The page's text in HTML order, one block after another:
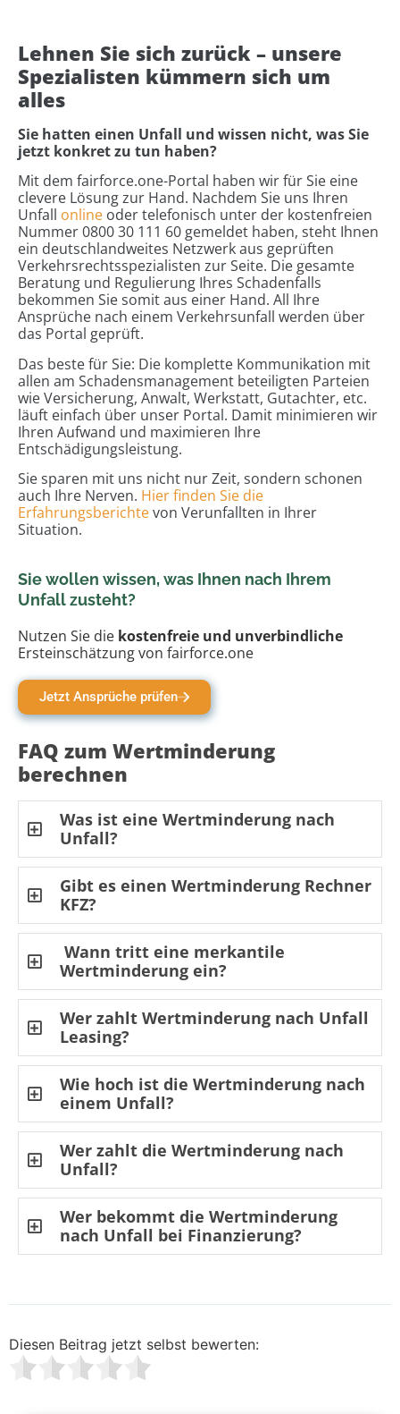
Lehnen Sie sich zurück – unsere
Spezialisten kümmern sich um
alles
Sie hatten einen Unfall und wissen nicht, was Sie
jetzt konkret zu tun haben?
Mit dem fairforce.one-Portal haben wir für Sie eine
clevere Lösung zur Hand. Nachdem Sie uns Ihren
Unfall online oder telefonisch unter der kostenfreien
Nummer 0800 30 111 60 gemeldet haben, steht Ihnen
ein deutschlandweites Netzwerk aus geprüften
Verkehrsrechtsspezialisten zur Seite. Die gesamte
Beratung und Regulierung Ihres Schadenfalls
bekommen Sie somit aus einer Hand. All Ihre
Ansprüche nach einem Verkehrsunfall werden über
das Portal geprüft.
Das beste für Sie: Die komplette Kommunikation mit
allen am Schadensmanagement beteiligten Parteien
wie Versicherung, Anwalt, Werkstatt, Gutachter, etc.
läuft einfach über unser Portal. Damit minimieren wir
Ihren Aufwand und maximieren Ihre
Entschädigungsleistung.
Sie sparen mit uns nicht nur Zeit, sondern schonen
auch Ihre Nerven. Hier finden Sie die
Erfahrungsberichtevon Verunfallten in Ihrer
Situation.
Sie wollen wissen, was Ihnen nach Ihrem
Unfall zusteht?
Nutzen Sie die kostenfreie und unverbindliche
Ersteinschätzung von fairforce.one
Jetzt Ansprüche prüfen
FAQ zum Wertminderung
berechnen
Was ist eine Wertminderung nach
Unfall?
Gibt es einen Wertminderung Rechner
KFZ?
Wann tritt eine merkantile
Wertminderung ein?
Wer zahlt Wertminderung nach Unfall
Leasing?
Wie hoch ist die Wertminderung nach
einem Unfall?
Wer zahlt die Wertminderung nach
Unfall?
Wer bekommt die Wertminderung
nach Unfall bei Finanzierung?
Diesen Beitrag jetzt selbst bewerten: